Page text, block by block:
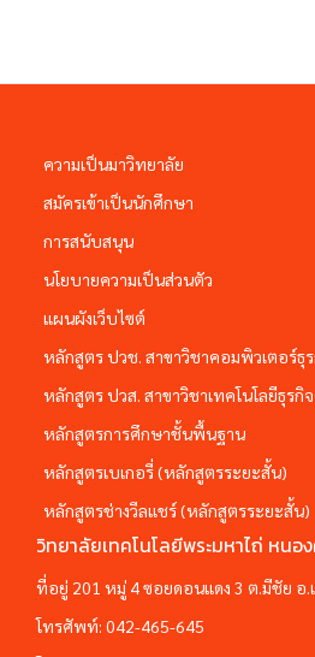
ความเป็นมาวิทยาลัย
สมัครเข้าเป็นนักศึกษา
การสนับสนุน
นโยบายความเป็นส่วนตัว
แผนผังเว็บไซต์
หลักสูตร ปวช. สาขาวิชาคอมพิวเตอร์ธุ
หลักสูตร ปวส. สาขาวิชาเทคโนโลยีธุรกิ
หลักสูตรการศึกษาชั้นพื้นฐาน
หลักสูตรเบเกอรี่ (หลักสูตรระยะสั้น)
หลักสูตรช่างวีลแชร์ (หลักสูตรระยะสั้น)
วิทยาลัยเทคโนโลยีพระมหาไถ่ หนอ
ที่อยู่ 201 หมู่ 4 ซอยดอนแดง 3 ต.มีชัย อ.
โทรศัพท์: 042-465-645